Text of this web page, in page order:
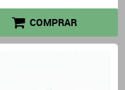
COMPRAR